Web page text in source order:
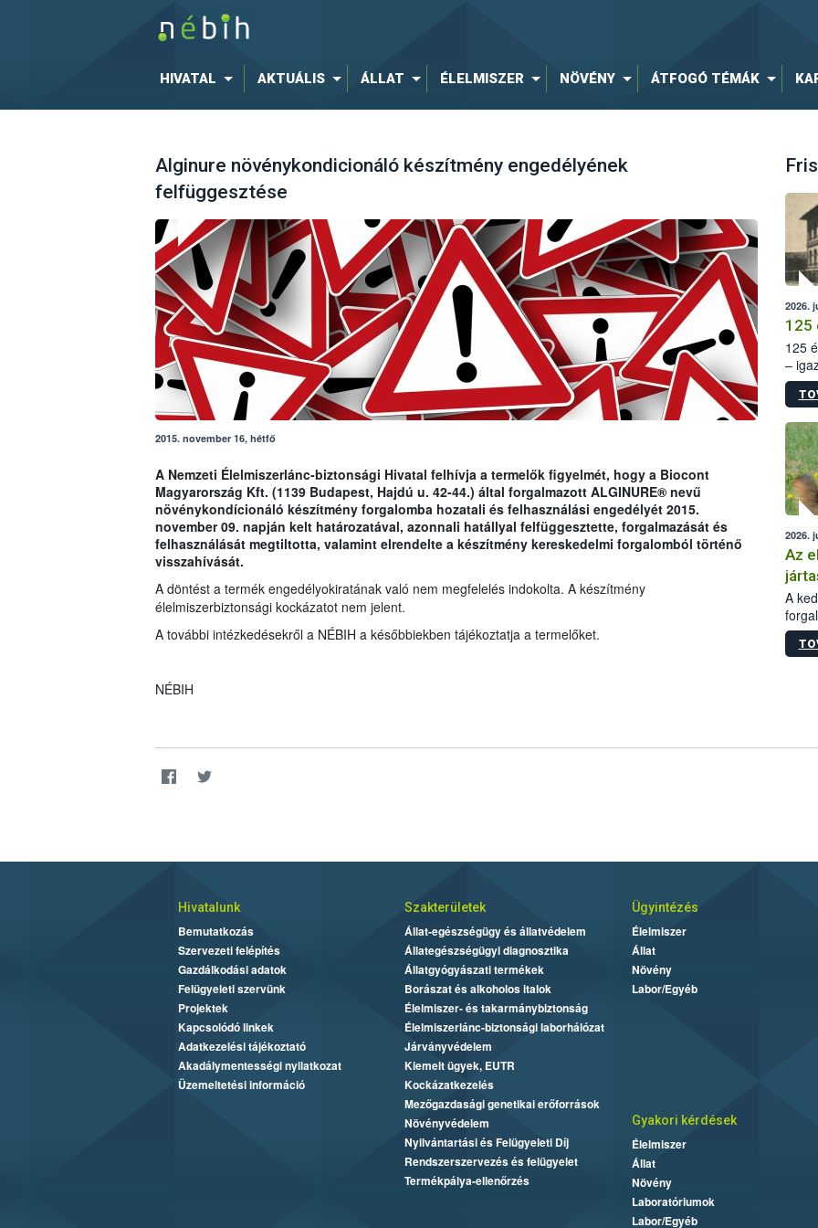
HIVATAL AKTUÁLIS ÁLLAT ÉLELMISZER NÖVÉNY ÁTFOGÓ TÉMÁK
Alginure növénykondicionáló készítmény engedélyének
felfüggesztése
2015. november 16, hétfő
A Nemzeti Élelmiszerlánc-biztonsági Hivatal felhívja a termelők figyelmét, hogy a Biocont
Magyarország Kft. (1139 Budapest, Hajdú u. 42-44.) által forgalmazott ALGINURE® nevű
növénykondícionáló készítmény forgalomba hozatali és felhasználási engedélyét 2015.
november 09. napján kelt határozatával, azonnali hatállyal felfüggesztette, forgalmazását és
felhasználását megtiltotta, valamint elrendelte a készítmény kereskedelmi forgalomból történő
visszahívását.
A döntést a termék engedélyokiratának való nem megfelelés indokolta. A készítmény
élelmiszerbiztonsági kockázatot nem jelent.
A további intézkedésekről a NÉBIH a későbbiekben tájékoztatja a termelőket.
NÉBIH
2026.
125
125
–
15.
2026.
Az
A
Hivatalunk
Bemutatkozás
Szervezeti felépítés
Gazdálkodási adatok
Felügyeleti szervünk
Projektek
Kapcsolódó linkek
Adatkezelési tájékoztató
Akadálymentességi nyilatkozat
Üzemeltetési információ
Szakterületek
Állat-egészségügy és állatvédelem
Állategészségügyi diagnosztika
Állatgyógyászati termékek
Borászat és alkoholos italok
Élelmiszer- és takarmánybiztonság
Élelmiszerlánc-biztonsági laborhálózat
Járványvédelem
Kiemelt ügyek, EUTR
Kockázatkezelés
Mezőgazdasági genetikai erőforrások
Növényvédelem
Nyilvántartási és Felügyeleti Díj
Rendszerszervezés és felügyelet
Termékpálya-ellenőrzés
Ügyintézés
Élelmiszer
Állat
Növény
Labor/Egyéb
Gyakori kérdések
Élelmiszer
Állat
Növény
Laboratóriumok
Labor/Egyéb